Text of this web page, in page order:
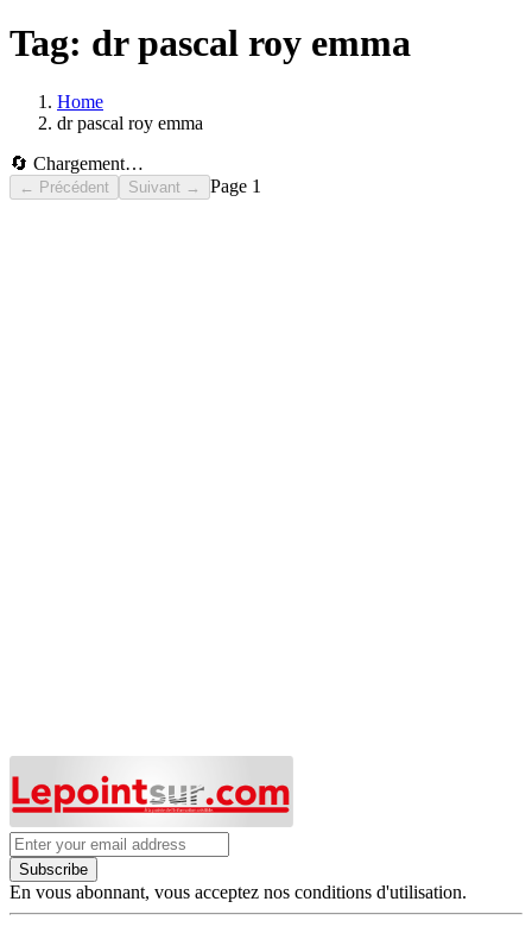
Tag: dr pascal roy emma
Home
dr pascal roy emma
🔄 Chargement…
← Précédent Suivant → Page 1
Subscribe
En vous abonnant, vous acceptez nos conditions d'utilisation.